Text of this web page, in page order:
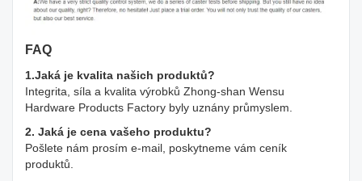
FAQ
1.Jaká je kvalita našich produktů?
Integrita, síla a kvalita výrobků Zhong-shan Wensu
Hardware Products Factory byly uznány průmyslem.
2. Jaká je cena vašeho produktu?
Pošlete nám prosím e-mail, poskytneme vám ceník
produktů.